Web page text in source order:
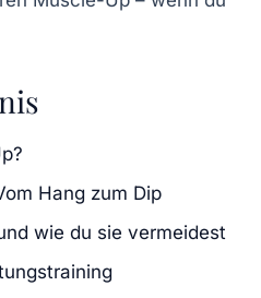
Hang zum Dip
wie du sie vermeidest